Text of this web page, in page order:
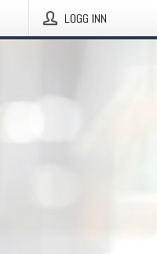
LOGG INN